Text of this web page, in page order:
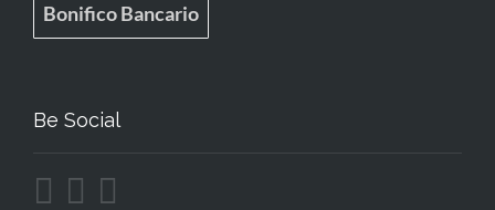
Bonifico Bancario
Be Social